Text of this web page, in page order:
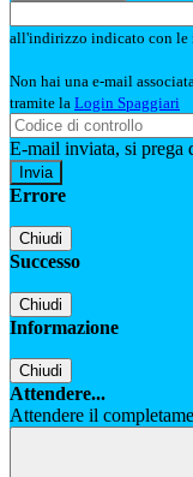
all'indirizzo indicato con le
Non hai una e-mail
tramite la Login Spaggiari
E-mail inviata, si prega
Errore
Chiudi
Successo
Chiudi
Informazione
Chiudi
Attendere...
Attendere il